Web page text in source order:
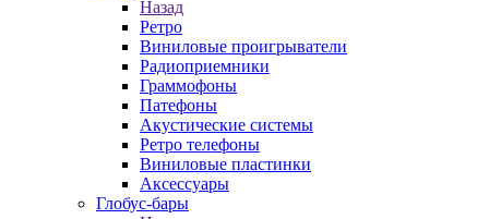
Назад
Ретро
Виниловые проигрыватели
Радиоприемники
Граммофоны
Патефоны
Акустические системы
Ретро телефоны
Виниловые пластинки
Аксессуары
Глобус-бары